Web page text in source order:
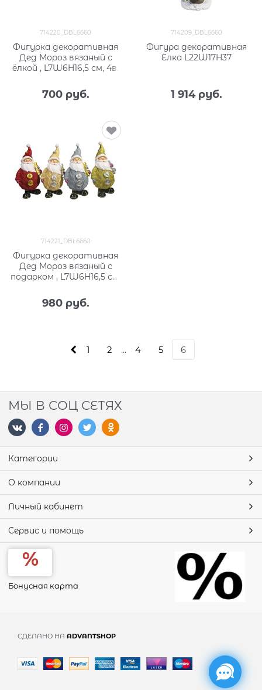
714220_DBL6660
Фигурка декоративная
Дед Мороз вязаный с
ёлкой , L7W6H16,5 см, 4в.
700 руб.
714209_DBL6660
Фигура декоративная
Елка L22W17H37
1 914 руб.
714221_DBL6660
Фигурка декоративная
Дед Мороз вязаный с
подарком , L7W6H16,5 см,
980 руб.
1 2 ... 4 5 6
МЫ В СОЦ СЕТЯХ
Категории
О компании
Личный кабинет
Сервис и помощь
Бонусная карта
СДЕЛАНО НА ADVANTSHOP